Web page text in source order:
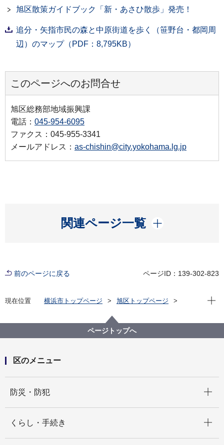
旭区散策ガイドブック「新・あさひ散歩」発売！
追分・矢指市民の森と中原街道を歩く（笹野台・都岡周
辺）のマップ（PDF：8,795KB）
このページへのお問合せ
旭区総務部地域振興課
電話： 045-954-6095
ファクス：045-955-3341
メールアドレス： as-chishin@city.yokohama.lg.jp
関連ページ一覧
開く
前のページに戻る ページID：139-302-823
現在位置 横浜市トップページ
旭区トップページ
現在
ページトップへ
区のメニュー
防災・防犯
くらし・手続き